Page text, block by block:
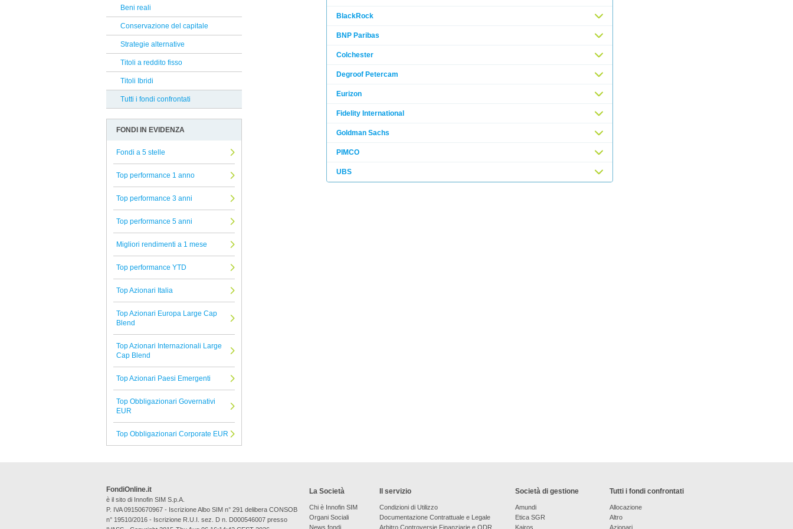
Reclami Assicurativi
Reclami Servizio di Investimento
EFG
Carmignac
Natixis
Muzinich
Vontobel
Edmond De Rothschild AM
Algebris Inv
Nordea
iM Global Partner AM
Janus Henderson
Degroof Petercam
Credit Suisse
Tutte le Società di Gestione
Beni reali
Conservazione del capitale
Strategie alternative
Titoli a reddito fisso
Titoli Ibridi
Tutti i fondi confrontati
BlackRock
BNP Paribas
Colchester
Degroof Petercam
Eurizon
Fidelity International
Goldman Sachs
PIMCO
UBS
FONDI IN EVIDENZA
Fondi a 5 stelle
Top performance 1 anno
Top performance 3 anni
Top performance 5 anni
Migliori rendimenti a 1 mese
Top performance YTD
Top Azionari Italia
Top Azionari Europa Large Cap
Blend
Top Azionari Internazionali Large
Cap Blend
Top Azionari Paesi Emergenti
Top Obbligazionari Governativi
EUR
Top Obbligazionari Corporate EUR
La Società
Chi è Innofin SIM
Organi Sociali
News fondi
Il servizio
Condizioni di Utilizzo
Documentazione Contrattuale e Legale
Arbitro Controversie Finanziarie e ODR
Società di gestione
Amundi
Etica SGR
Kairos
Tutti i fondi confrontati
Allocazione
Altro
Azionari
FondiOnline.it
è il sito di Innofin SIM S.p.A.
P. IVA 09150670967 - Iscrizione Albo SIM n° 291 delibera CONSOB
n° 19510/2016 - Iscrizione R.U.I. sez. D n. D000546007 presso